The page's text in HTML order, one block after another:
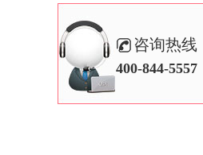
咨询热线
400-844-5557